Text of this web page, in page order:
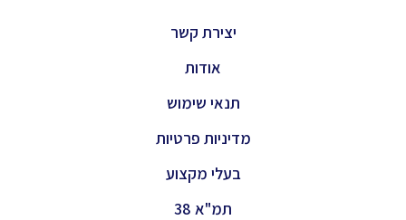
יצירת קשר
אודות
תנאי שימוש
מדיניות פרטיות
בעלי מקצוע
תמ"א 38